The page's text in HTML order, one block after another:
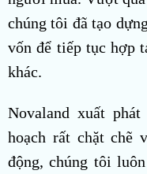
chúng tôi đã tạo
vốn để tiếp tục hợp
khác.
Novaland xuất
hoạch rất chặt chẽ
động, chúng tôi